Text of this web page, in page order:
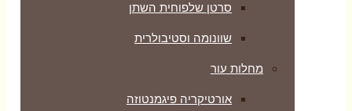
סרטן שלפוחית השתן
שוונומה וסטיבולרית
מחלות עור
אורטיקריה פיגמנטוזה